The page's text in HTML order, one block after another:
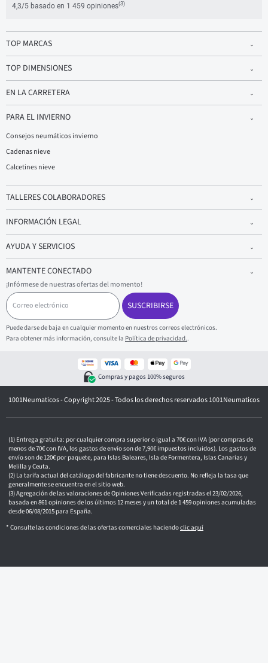
4,3/5 basado en 1 459 opiniones(3)
TOP MARCAS
TOP DIMENSIONES
EN LA CARRETERA
PARA EL INVIERNO
Consejos neumáticos invierno
Cadenas nieve
Calcetines nieve
TALLERES COLABORADORES
INFORMACIÓN LEGAL
AYUDA Y SERVICIOS
MANTENTE CONECTADO
¡Infórmese de nuestras ofertas del momento!
C
o
r
r
e
o
n
o
SUSCRIBIRSE
Puede darse de baja en cualquier momento en nuestros correos electrónicos.
Para obtener más información, consulte la Política de privacidad..
Compras y pagos 100% seguros
1001Neumaticos - Copyright 2025 - Todos los derechos reservados 1001Neumaticos
Entrega gratuita: por cualquier compra superior o igual a 70€ con IVA (por compras de
menos de 70€ con IVA, los gastos de envío son de 7,90€ impuestos incluidos). Los gastos de
envío son de 120€ por paquete, para Islas Baleares, Isla de Formentera, Islas Canarias y
Melilla y Ceuta.
La tarifa actual del catálogo del fabricante no tiene descuento. No refleja la tasa que
generalmente se encuentra en el sitio web.
Agregación de las valoraciones de Opiniones Verificadas registradas el 23/02/2026,
basada en 861 opiniones de los últimos 12 meses y un total de 1 459 opiniones acumuladas
desde 06/08/2015 para España.
* Consulte las condiciones de las ofertas comerciales haciendoclic aquí